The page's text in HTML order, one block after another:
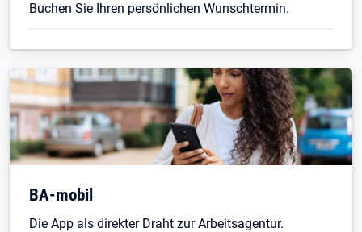
Buchen Sie Ihren persönlichen Wunschtermin.
BA-mobil
Die App als direkter Draht zur Arbeitsagentur.